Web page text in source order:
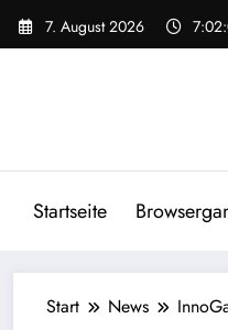
Zum
Inhalt
7. August 2026
Startseite
Start News